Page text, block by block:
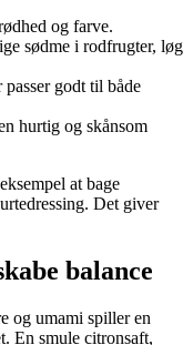
og farve.
sødme i rodfrugter, løg
godt til både
hurtig og skånsom
at bage
Det giver
balance
og umami spiller en
En smule citronsaft,